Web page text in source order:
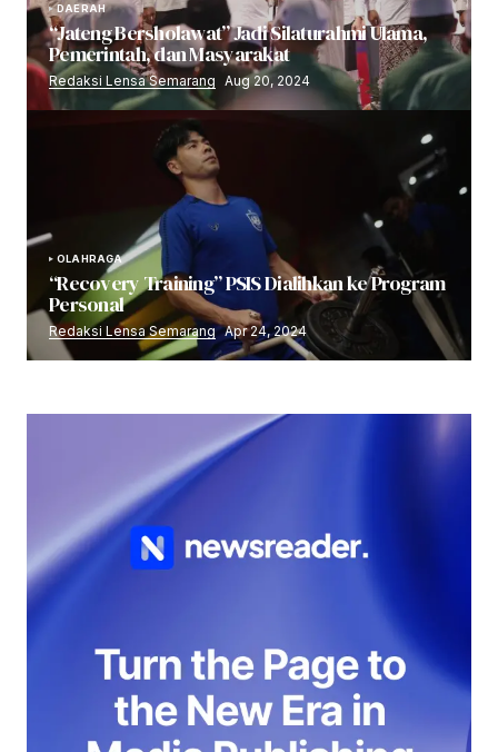
DAERAH
“Jateng Bersholawat” Jadi Silaturahmi Ulama,
Pemerintah, dan Masyarakat
Redaksi Lensa Semarang Aug 20, 2024
OLAHRAGA
“Recovery Training” PSIS Dialihkan ke Program
Personal
Redaksi Lensa Semarang Apr 24, 2024